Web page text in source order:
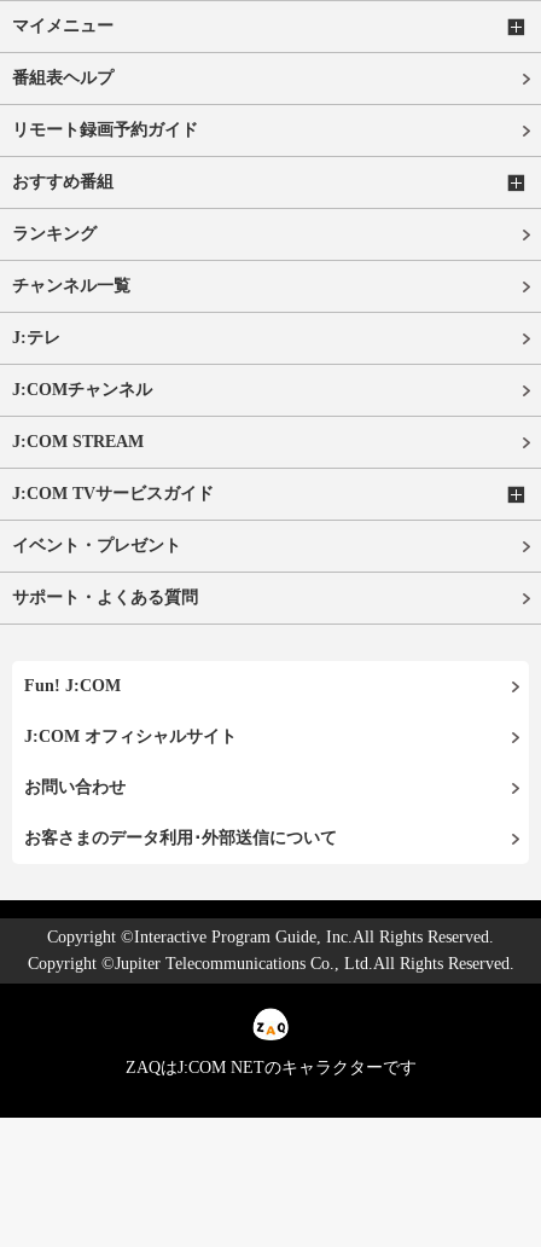
マイメニュー
番組表ヘルプ
リモート録画予約ガイド
おすすめ番組
ランキング
チャンネル一覧
J:テレ
J:COMチャンネル
J:COM STREAM
J:COM TVサービスガイド
イベント・プレゼント
サポート・よくある質問
Fun! J:COM
J:COM オフィシャルサイト
お問い合わせ
お客さまのデータ利用･外部送信について
Copyright ©Interactive Program Guide, Inc.All Rights Reserved.
Copyright ©Jupiter Telecommunications Co., Ltd.All Rights Reserved.
ZAQはJ:COM NETのキャラクターです